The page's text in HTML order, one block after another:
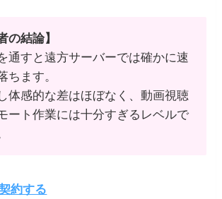
の結論】
通すと遠方サーバーでは確かに速
ちます。
体感的な差はほぼなく、動画視聴
ート作業には十分すぎるレベルで
約する